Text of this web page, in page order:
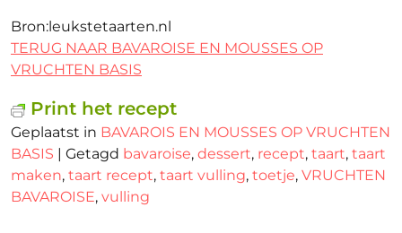
Bron:leukstetaarten.nl
TERUG NAAR BAVAROISE EN MOUSSES OP
VRUCHTEN BASIS
Print het recept
Geplaatst in BAVAROIS EN MOUSSES OP VRUCHTEN
BASIS | Getagd bavaroise, dessert, recept, taart, taart
maken, taart recept, taart vulling, toetje, VRUCHTEN
BAVAROISE, vulling